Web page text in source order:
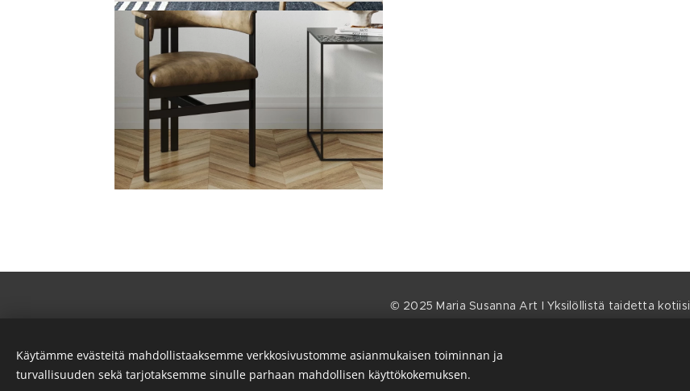
© 2025 Maria Susanna Art I Yksilöllistä taidetta kotiisi
Kaikki oikeudet pidätetään.
Käytämme evästeitä mahdollistaaksemme verkkosivustomme asianmukaisen toiminnan ja
turvallisuuden sekä tarjotaksemme sinulle parhaan mahdollisen käyttökokemuksen.